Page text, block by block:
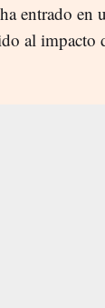
entrado en
al